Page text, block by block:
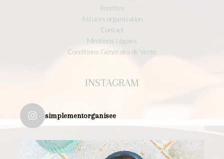
Recettes
Astuces organisation
Contact
Mentions Légales
Conditions Générales de Vente
INSTAGRAM
simplementorganisee